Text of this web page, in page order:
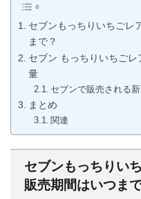
セブンもっちりいちごレ
まで？
セブン もっちりいちご
量
セブンで販売される
まとめ
関連
セブンもっちりい
販売期間はいつま